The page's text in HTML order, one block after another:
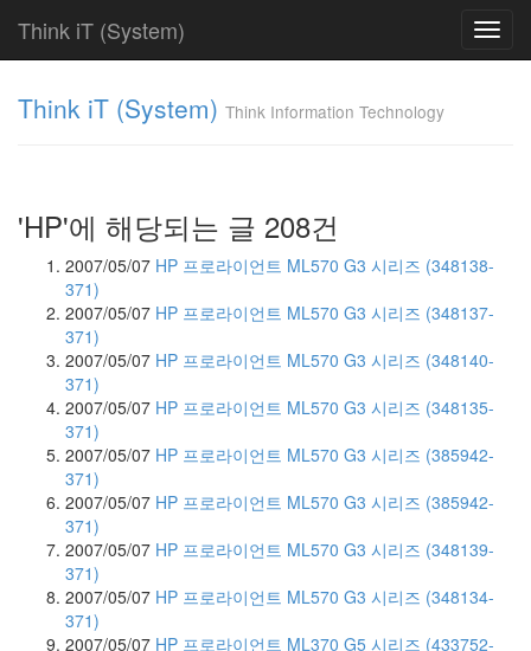
Think iT (System)
Think iT (System) Think Information Technology
'HP'에 해당되는 글 208건
2007/05/07 HP 프로라이언트 ML570 G3 시리즈 (348138-
371)
2007/05/07 HP 프로라이언트 ML570 G3 시리즈 (348137-
371)
2007/05/07 HP 프로라이언트 ML570 G3 시리즈 (348140-
371)
2007/05/07 HP 프로라이언트 ML570 G3 시리즈 (348135-
371)
2007/05/07 HP 프로라이언트 ML570 G3 시리즈 (385942-
371)
2007/05/07 HP 프로라이언트 ML570 G3 시리즈 (385942-
371)
2007/05/07 HP 프로라이언트 ML570 G3 시리즈 (348139-
371)
2007/05/07 HP 프로라이언트 ML570 G3 시리즈 (348134-
371)
2007/05/07 HP 프로라이언트 ML370 G5 시리즈 (433752-
HP
208
ProLiant
77
ProLiant
64
ProLiant
blades
HP
AlphaServer